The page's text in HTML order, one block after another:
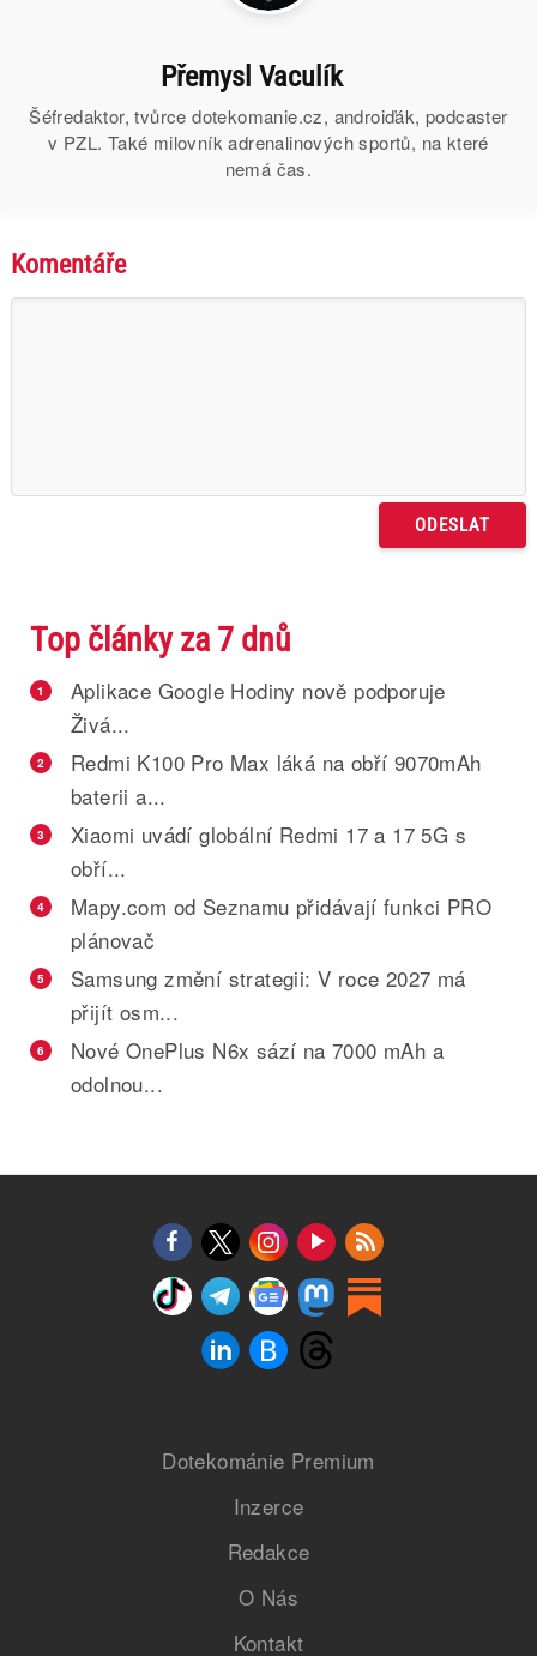
Přemysl Vaculík
Šéfredaktor, tvůrce dotekomanie.cz, androiďák, podcaster
v PZL. Také milovník adrenalinových sportů, na které
nemá čas.
Komentáře
Top články za 7 dnů
1
Aplikace Google Hodiny nově podporuje
Živá...
2
Redmi K100 Pro Max láká na obří 9070mAh
baterii a...
3
Xiaomi uvádí globální Redmi 17 a 17 5G s
obří...
4
Mapy.com od Seznamu přidávají funkci PRO
plánovač
5
Samsung změní strategii: V roce 2027 má
přijít osm...
6
Nové OnePlus N6x sází na 7000 mAh a
odolnou...
Dotekománie Premium
Inzerce
Redakce
O Nás
Kontakt